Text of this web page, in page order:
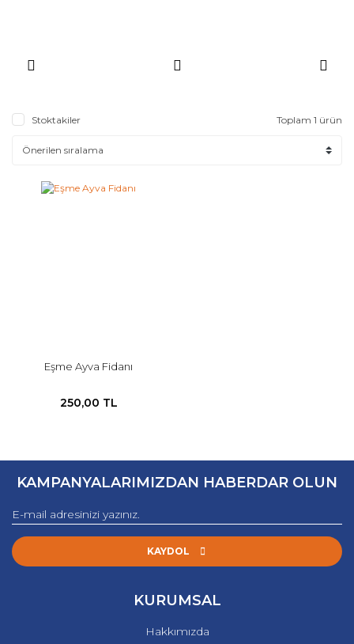
Stoktakiler Toplam 1 ürün
Eşme Ayva Fidanı
250,00 TL
KAMPANYALARIMIZDAN HABERDAR OLUN
KAYDOL
KURUMSAL
Hakkımızda